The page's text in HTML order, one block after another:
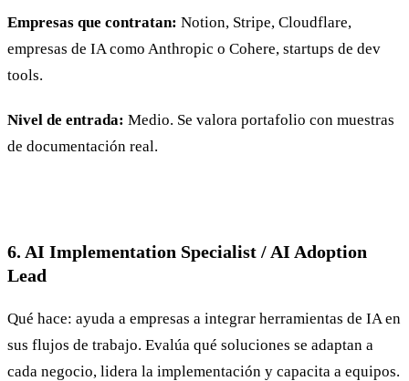
Empresas que contratan: Notion, Stripe, Cloudflare,
empresas de IA como Anthropic o Cohere, startups de dev
tools.
Nivel de entrada: Medio. Se valora portafolio con muestras
de documentación real.
6. AI Implementation Specialist / AI Adoption
Lead
Qué hace: ayuda a empresas a integrar herramientas de IA en
sus flujos de trabajo. Evalúa qué soluciones se adaptan a
cada negocio, lidera la implementación y capacita a equipos.